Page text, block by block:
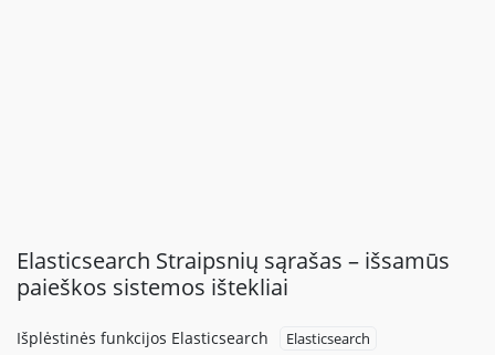
Elasticsearch Straipsnių sąrašas – išsamūs
paieškos sistemos ištekliai
Išplėstinės funkcijos Elasticsearch Elasticsearch